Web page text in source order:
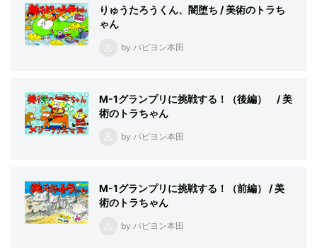
りゅうたろうくん、闇堕ち / 美術のトラち
ゃん
by パピヨン本田
M-1グランプリに挑戦する！（後編） / 美
術のトラちゃん
by パピヨン本田
M-1グランプリに挑戦する！（前編） / 美
術のトラちゃん
by パピヨン本田